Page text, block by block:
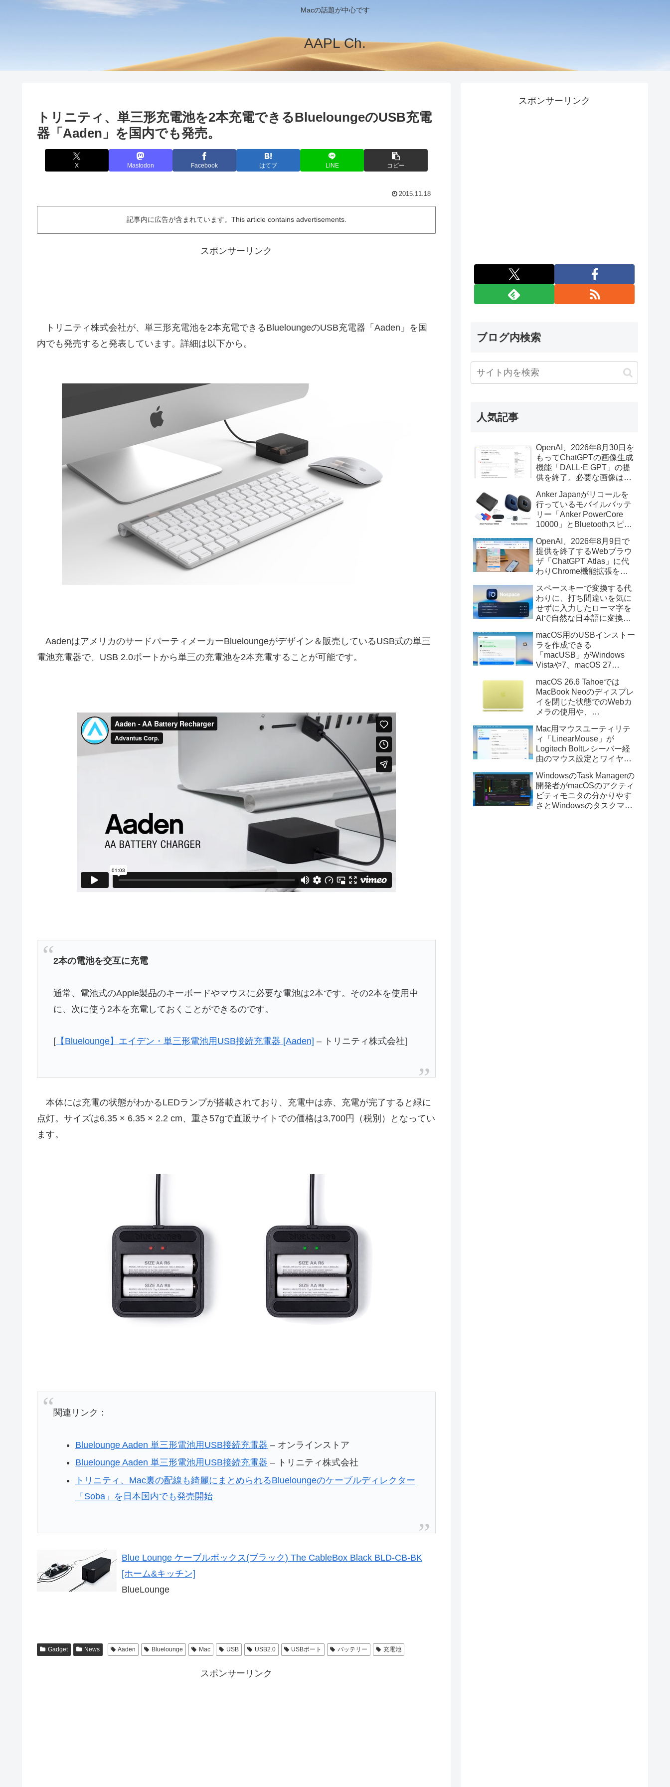
Macの話題が中心です
AAPL Ch.
トリニティ、単三形充電池を2本充電できるBlueloungeのUSB充電
器「Aaden」を国内でも発売。
X Mastodon Facebook はてブ LINE コピー
2015.11.18
記事内に広告が含まれています。This article contains advertisements.
スポンサーリンク
トリニティ株式会社が、単三形充電池を2本充電できるBlueloungeのUSB充電器「Aaden」を国
内でも発売すると発表しています。詳細は以下から。
AadenはアメリカのサードパーティメーカーBlueloungeがデザイン＆販売しているUSB式の単三
電池充電器で、USB 2.0ポートから単三の充電池を2本充電することが可能です。
2本の電池を交互に充電
通常、電池式のApple製品のキーボードやマウスに必要な電池は2本です。その2本を使用中
に、次に使う2本を充電しておくことができるのです。
[ 【Bluelounge】エイデン・単三形電池用USB接続充電器 [Aaden] – トリニティ株式会社]
本体には充電の状態がわかるLEDランプが搭載されており、充電中は赤、充電が完了すると緑に
点灯。サイズは6.35 × 6.35 × 2.2 cm、重さ57gで直販サイトでの価格は3,700円（税別）となってい
ます。
関連リンク：
Bluelounge Aaden 単三形電池用USB接続充電器 – オンラインストア
Bluelounge Aaden 単三形電池用USB接続充電器 – トリニティ株式会社
トリニティ、Mac裏の配線も綺麗にまとめられるBlueloungeのケーブルディレクター
「Soba」を日本国内でも発売開始
Blue Lounge ケーブルボックス(ブラック) The CableBox Black BLD-CB-BK
[ホーム&キッチン]
BlueLounge
Gadget News Aaden Bluelounge Mac USB USB2.0 USBポート バッテリー 充電池
スポンサーリンク
スポンサーリンク
ブログ内検索
人気記事
OpenAI、2026年8月30日を
もってChatGPTの画像生成
機能「DALL·E GPT」の提
供を終了。必要な画像は期
Anker Japanがリコールを
行っているモバイルバッテ
リー「Anker PowerCore
10000」とBluetoothスピー
辺を焼損する火災が6月に3
件発生していたそうなので
注意を。
OpenAI、2026年8月9日で
提供を終了するWebブラウ
ザ「ChatGPT Atlas」に代
わりChrome機能拡張をア
画の質問やAsk ChatGPT機
能を追加。
スペースキーで変換する代
わりに、打ち間違いを気に
せずに入力したローマ字を
AIで自然な日本語に変換し
力アプリ「Nospace」がリ
リース。
macOS用のUSBインストー
ラを作成できる
「macUSB」がWindows
Vistaや7、macOS 27
トーラの作成に対応。
macOS 26.6 Tahoeでは
MacBook Neoのディスプレ
イを閉じた状態でのWebカ
メラの使用や、
利用しMacBook Neoを復元
する際の安定性が向上。
Mac用マウスユーティリテ
ィ「LinearMouse」が
Logitech Boltレシーバー経
由のマウス設定とワイヤレ
ックボールに対応。
WindowsのTask Managerの
開発者がmacOSのアクティ
ビティモニタの分かりやす
さとWindowsのタスクマネ